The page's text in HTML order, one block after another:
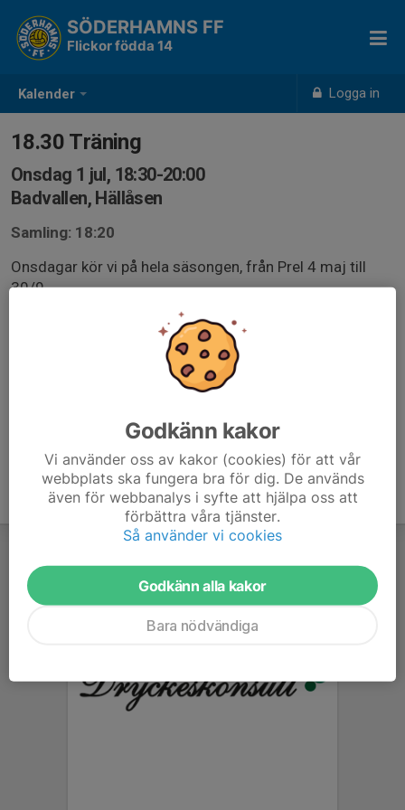
Kalender Logga in
SÖDERHAMNS FF
Flickor födda 14
18.30 Träning
Onsdag 1 jul, 18:30-20:00
Badvallen, Hällåsen
Samling: 18:20
Onsdagar kör vi på hela säsongen, från Prel 4 maj till
30/9.
Å som alltid - hjälp oss genom att svara på kallelserna.
Godkänn kakor
Vi använder oss av kakor (cookies) för att vår
webbplats ska fungera bra för dig. De används
även för webbanalys i syfte att hjälpa oss att
förbättra våra tjänster.
Så använder vi cookies
Godkänn alla kakor
Bara nödvändiga